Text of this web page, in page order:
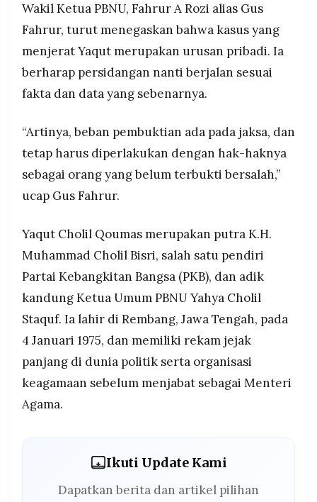
Wakil Ketua PBNU, Fahrur A Rozi alias Gus
Fahrur, turut menegaskan bahwa kasus yang
menjerat Yaqut merupakan urusan pribadi. Ia
berharap persidangan nanti berjalan sesuai
fakta dan data yang sebenarnya.
“Artinya, beban pembuktian ada pada jaksa, dan
tetap harus diperlakukan dengan hak-haknya
sebagai orang yang belum terbukti bersalah,”
ucap Gus Fahrur.
Yaqut Cholil Qoumas merupakan putra K.H.
Muhammad Cholil Bisri, salah satu pendiri
Partai Kebangkitan Bangsa (PKB), dan adik
kandung Ketua Umum PBNU Yahya Cholil
Staquf. Ia lahir di Rembang, Jawa Tengah, pada
4 Januari 1975, dan memiliki rekam jejak
panjang di dunia politik serta organisasi
keagamaan sebelum menjabat sebagai Menteri
Agama.
Ikuti Update Kami
Dapatkan berita dan artikel pilihan